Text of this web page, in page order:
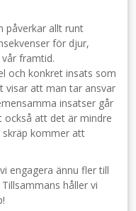
påverkar allt runt
för djur,
framtid.
och konkret insats som
visar att man tar ansvar
insatser går
också att det är mindre
kommer att
engagera ännu fler till
håller vi